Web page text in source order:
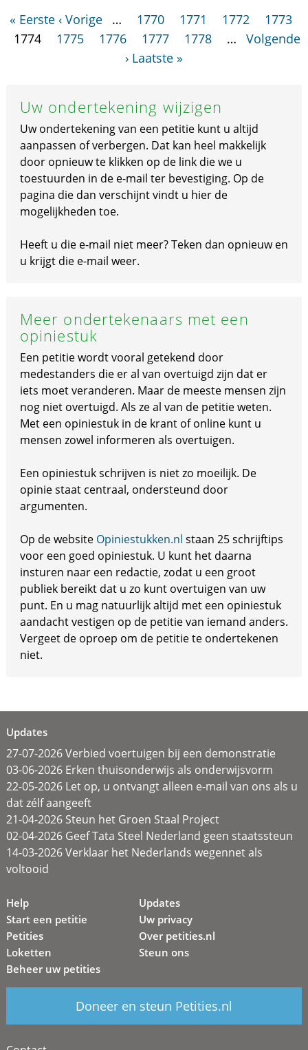
« Eerste ‹ Vorige … 1770 1771 1772
1773
1774
1775 1776 1777 1778 …
Volgende
› Laatste »
Uw ondertekening wijzigen
Uw ondertekening van een petitie kunt u altijd
aanpassen of verbergen. Dat kan heel makkelijk
door opnieuw te klikken op de link die we u
toestuurden in de e-mail ter bevestiging. Op de
pagina die dan verschijnt vindt u hier de
mogelijkheden toe.
Heeft u die e-mail niet meer? Teken dan opnieuw en
u krijgt die e-mail weer.
Meer ondertekenaars met een
opiniestuk
Een petitie wordt vooral getekend door
medestanders die er al van overtuigd zijn dat er
iets moet veranderen. Maar de meeste mensen zijn
nog niet overtuigd. Als ze al van de petitie weten.
Met een opiniestuk in de krant of online kunt u
mensen zowel informeren als overtuigen.
Een opiniestuk schrijven is niet zo moeilijk. De
opinie staat centraal, ondersteund door
argumenten.
Op de website Opiniestukken.nl staan 25 schrijftips
voor een goed opiniestuk. U kunt het daarna
insturen naar een redactie, zodat u een groot
publiek bereikt dat u zo kunt overtuigen van uw
punt. En u mag natuurlijk altijd met een opiniestuk
aandacht vestigen op de petitie van iemand anders.
Vergeet de oproep om de petitie te ondertekenen
niet.
Updates
27-07-2026 Verbied voertuigen bij een demonstratie
03-06-2026 Erken thuisonderwijs als onderwijsvorm
22-05-2026 Let op, u ontvangt alleen e-mail van ons als u
dat zélf aangeeft
21-04-2026 Steun het Groen Staal Project
02-04-2026 Geef Tata Steel Nederland geen staatssteun
14-03-2026 Verklaar het Nederlands wegennet als
voltooid
Help
Start een petitie
Petities
Loketten
Beheer uw petities
Updates
Uw privacy
Over petities.nl
Steun ons
Doneer en steun Petities.nl